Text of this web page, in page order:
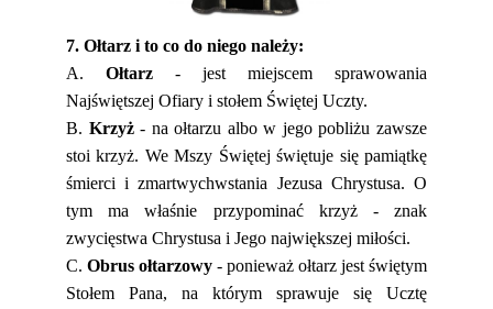
7. Ołtarz i to co do niego należy:
A. Ołtarz - jest miejscem sprawowania
Najświętszej Ofiary i stołem Świętej Uczty.
B. Krzyż- na ołtarzu albo w jego pobliżu zawsze
stoi krzyż. We Mszy Świętej świętuje się pamiątkę
śmierci i zmartwychwstania Jezusa Chrystusa. O
tym ma właśnie przypominać krzyż - znak
zwycięstwa Chrystusa i Jego największej miłości.
C. Obrus ołtarzowy - ponieważ ołtarz jest świętym
Stołem Pana, na którym sprawuje się Ucztę